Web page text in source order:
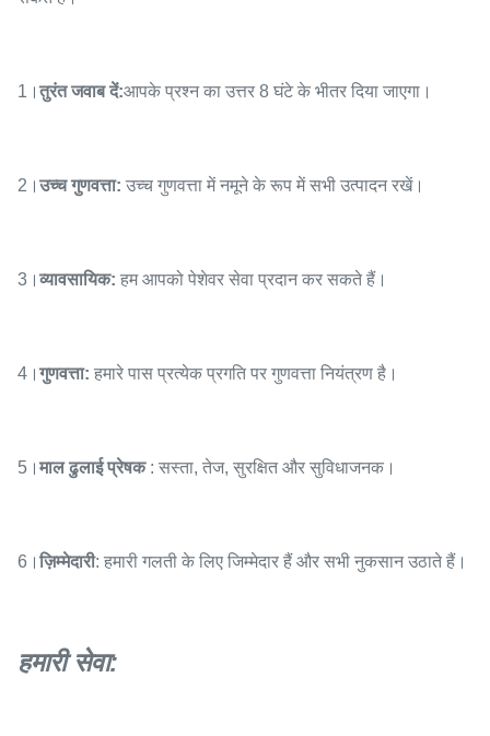
1। तुरंत जवाब दें:आपके प्रश्न का उत्तर 8 घंटे के भीतर दिया जाएगा।
2। उच्च गुणवत्ता: उच्च गुणवत्ता में नमूने के रूप में सभी उत्पादन रखें।
3। व्यावसायिक: हम आपको पेशेवर सेवा प्रदान कर सकते हैं।
4। गुणवत्ता: हमारे पास प्रत्येक प्रगति पर गुणवत्ता नियंत्रण है।
5। माल ढुलाई प्रेषक: सस्ता, तेज, सुरक्षित और सुविधाजनक।
6। ज़िम्मेदारी: हमारी गलती के लिए जिम्मेदार हैं और सभी नुकसान उठाते हैं।
हमारी सेवा: